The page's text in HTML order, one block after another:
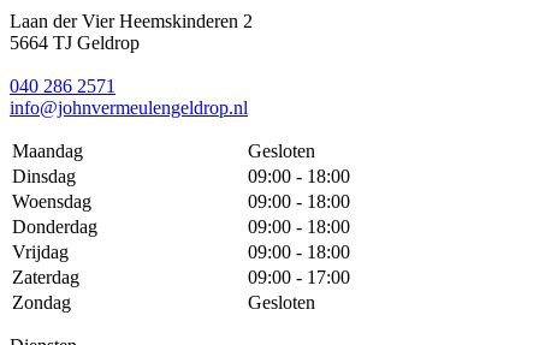
Laan der Vier Heemskinderen 2
5664 TJ Geldrop
040 286 2571
info@johnvermeulengeldrop.nl
Maandag
Gesloten
Dinsdag
09:00 - 18:00
Woensdag
09:00 - 18:00
Donderdag
09:00 - 18:00
Vrijdag
09:00 - 18:00
Zaterdag
09:00 - 17:00
Zondag
Gesloten